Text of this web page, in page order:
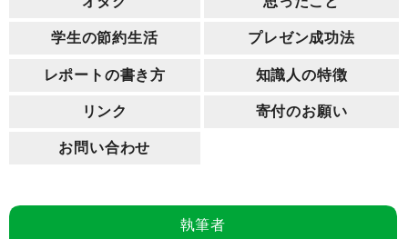
学生の節約生活 プレゼン成功法
レポートの書き方 知識人の特徴
リンク 寄付のお願い
お問い合わせ
執筆者